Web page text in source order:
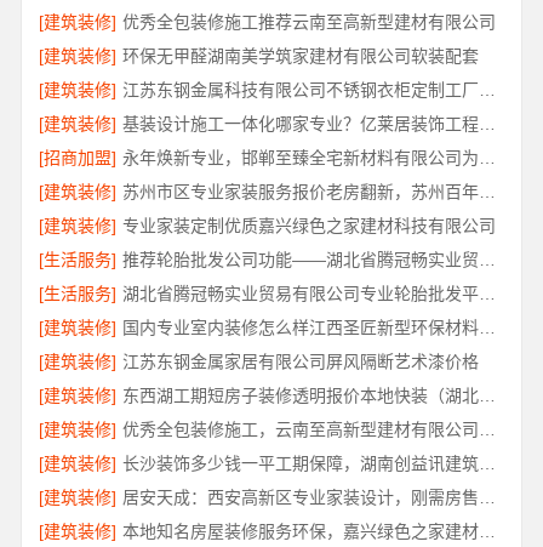
[建筑装修] 优秀全包装修施工推荐云南至高新型建材有限公司
[建筑装修] 环保无甲醛湖南美学筑家建材有限公司软装配套
[建筑装修]
[建筑装修]
基装设计施工一体化哪家专业？亿莱居装饰工程材料有限公司可靠
[招商加盟]
[建筑装修]
苏州市区专业家装服务报价老房翻新，苏州百年豪庭新材料有限公司
[建筑装修] 专业家装定制优质嘉兴绿色之家建材科技有限公司
[生活服务]
[生活服务]
湖北省腾冠畅实业贸易有限公司专业轮胎批发平台解决方案
[建筑装修]
国内专业室内装修怎么样江西圣匠新型环保材料有限公司
[建筑装修] 江苏东钢金属家居有限公司屏风隔断艺术漆价格
[建筑装修]
东西湖工期短房子装修透明报价本地快装（湖北）科技有限公司
[建筑装修]
[建筑装修]
长沙装饰多少钱一平工期保障，湖南创益讯建筑有限公司
[建筑装修]
[建筑装修]
本地知名房屋装修服务环保，嘉兴绿色之家建材科技有限公司绿色施工